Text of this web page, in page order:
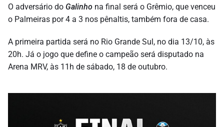
O adversário do Galinho na final será o Grêmio, que venceu
o Palmeiras por 4 a 3 nos pênaltis, também fora de casa.
A primeira partida será no Rio Grande Sul, no dia 13/10, às
20h. Já o jogo que define o campeão será disputado na
Arena MRV, às 11h de sábado, 18 de outubro.